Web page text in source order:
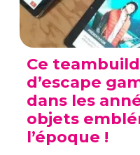
Ce
d’escape
dans les
objets
l’époque !